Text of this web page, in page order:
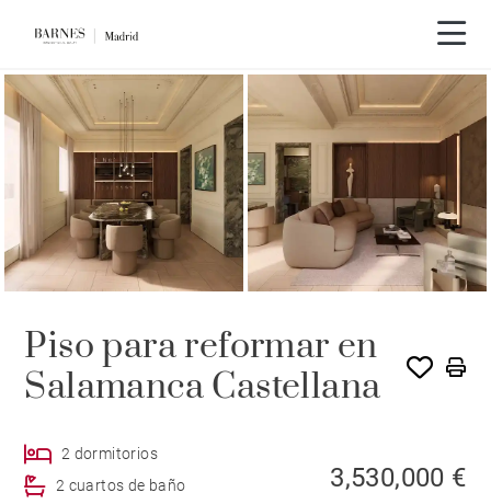
Piso para reformar en
Salamanca Castellana
2 dormitorios
2 cuartos de baño
3,530,000 €